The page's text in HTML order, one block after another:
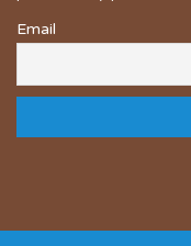
Email